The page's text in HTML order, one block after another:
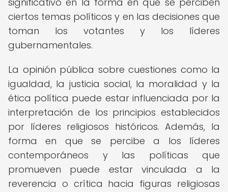
ciertos temas políticos y en las decisiones que
toman los votantes y los líderes
gubernamentales.
La opinión pública sobre cuestiones como la
igualdad, la justicia social, la moralidad y la
ética política puede estar influenciada por la
interpretación de los principios establecidos
por líderes religiosos históricos. Además, la
forma en que se percibe a los líderes
contemporáneos y las políticas que
promueven puede estar vinculada a la
reverencia o crítica hacia figuras religiosas